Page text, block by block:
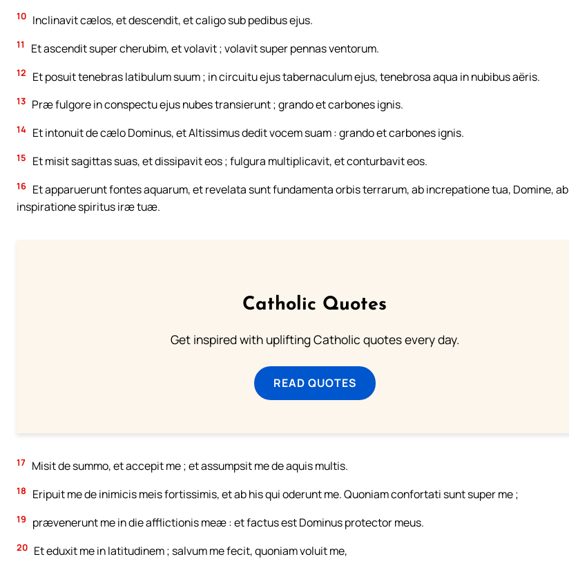
10 Inclinavit cælos, et descendit, et caligo sub pedibus ejus.
11 Et ascendit super cherubim, et volavit ; volavit super pennas ventorum.
12 Et posuit tenebras latibulum suum ; in circuitu ejus tabernaculum ejus, tenebrosa aqua in nubibus aëris.
13 Præ fulgore in conspectu ejus nubes transierunt ; grando et carbones ignis.
14 Et intonuit de cælo Dominus, et Altissimus dedit vocem suam : grando et carbones ignis.
15 Et misit sagittas suas, et dissipavit eos ; fulgura multiplicavit, et conturbavit eos.
16 Et apparuerunt fontes aquarum, et revelata sunt fundamenta orbis terrarum, ab increpatione tua, Domine, ab
inspiratione spiritus iræ tuæ.
Catholic Quotes
Get inspired with uplifting Catholic quotes every day.
READ QUOTES
17 Misit de summo, et accepit me ; et assumpsit me de aquis multis.
18 Eripuit me de inimicis meis fortissimis, et ab his qui oderunt me. Quoniam confortati sunt super me ;
19 prævenerunt me in die afflictionis meæ : et factus est Dominus protector meus.
20 Et eduxit me in latitudinem ; salvum me fecit, quoniam voluit me,